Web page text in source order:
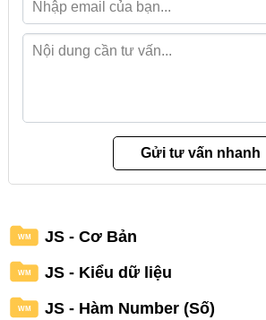
WM JS - Cơ Bản
WM JS - Kiểu dữ liệu
WM JS - Hàm Number (Số)